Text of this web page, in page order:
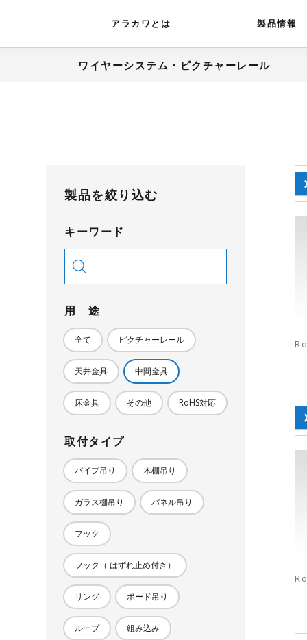
アラカワとは 製品情報
ワイヤーシステム・ピクチャーレール
製品を絞り込む
キーワード
用 途
全て ピクチャーレール
天井金具 中間金具
床金具 その他 RoHS対応
取付タイプ
パイプ吊り 木棚吊り
ガラス棚吊り パネル吊り
フック
フック（ はずれ止め付き）
リング ボード吊り
ループ 組み込み